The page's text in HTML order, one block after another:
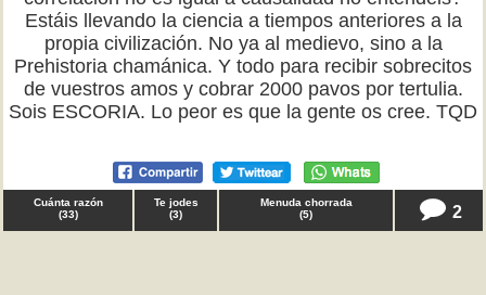
Estáis llevando la ciencia a tiempos anteriores a la
propia civilización. No ya al medievo, sino a la
Prehistoria chamánica. Y todo para recibir sobrecitos
de vuestros amos y cobrar 2000 pavos por tertulia.
Sois ESCORIA. Lo peor es que la gente os cree. TQD
Cuánta razón
(33)
Te jodes
(3)
Menuda chorrada
(5) 2